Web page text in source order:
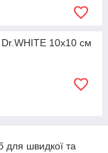
Dr.WHITE 10x10 см
для швидкої та